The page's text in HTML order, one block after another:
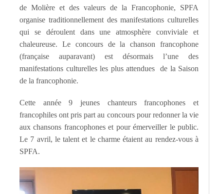
de Molière et des valeurs de la Francophonie, SPFA
organise traditionnellement des manifestations culturelles
qui se déroulent dans une atmosphère conviviale et
chaleureuse. Le concours de la chanson francophone
(française auparavant) est désormais l’une des
manifestations culturelles les plus attendues de la Saison
de la francophonie.
Cette année 9 jeunes chanteurs francophones et
francophiles ont pris part au concours pour redonner la vie
aux chansons francophones et pour émerveiller le public.
Le 7 avril, le talent et le charme étaient au rendez-vous à
SPFA.